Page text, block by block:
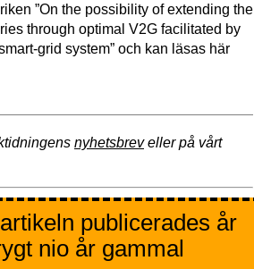
”On the possibility of extending the
through optimal V2G facilitated by
grid system” och kan läsas här
nyhetsbreveller på vårt
publicerades år
nio år gammal